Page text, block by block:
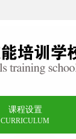
课程设置
CURRICULUM